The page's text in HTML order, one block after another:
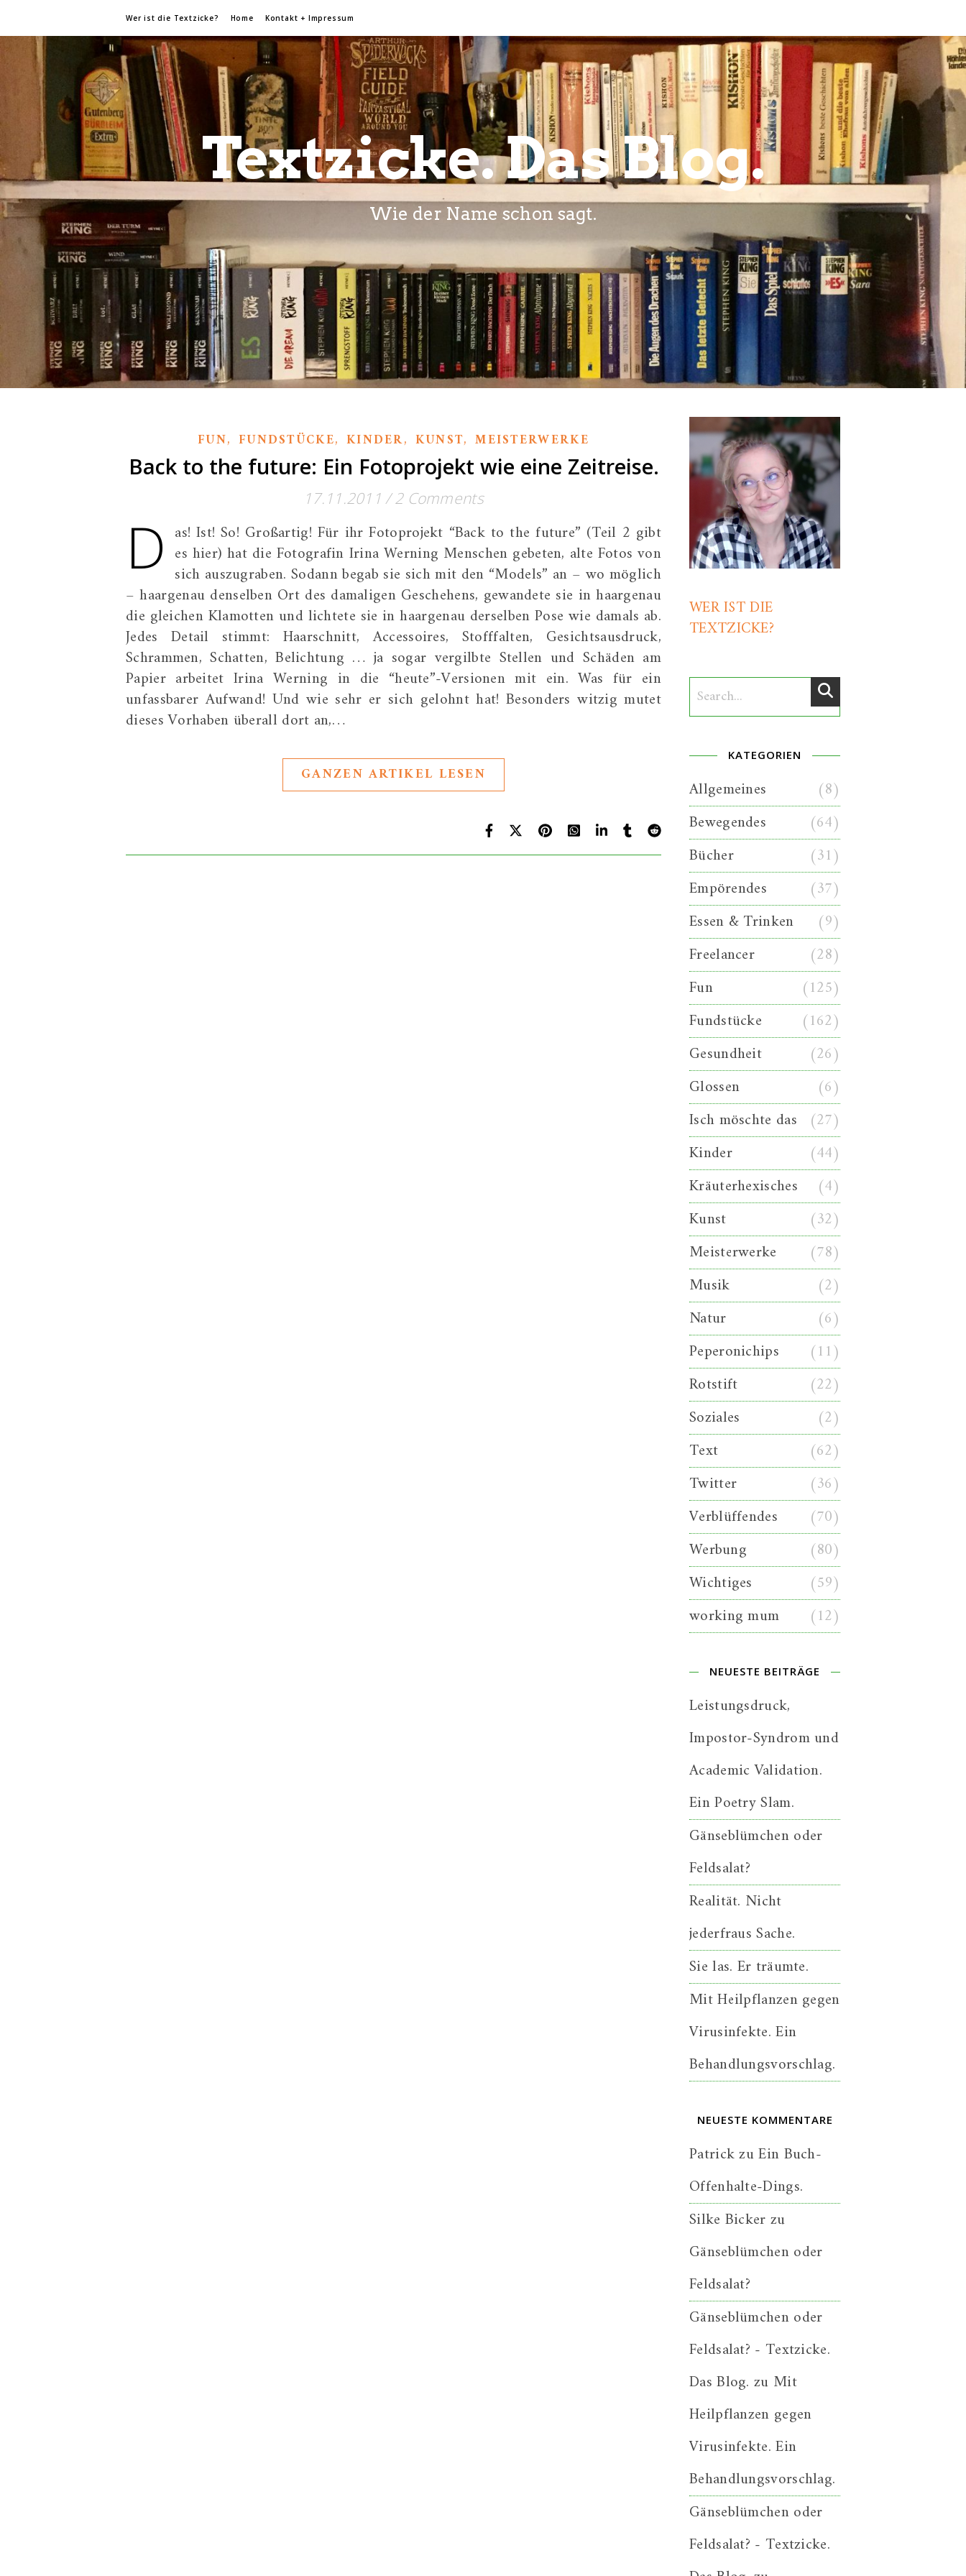
Wer ist die Textzicke? Home Kontakt + Impressum
Textzicke. Das Blog.
Wie der Name schon sagt.
FUN, FUNDSTÜCKE, KINDER, KUNST,MEISTERWERKE
Back to the future: Ein Fotoprojekt wie eine Zeitreise.
17.11.2011 / 2 Comments
D as! Ist! So! Großartig! Für ihr Fotoprojekt “Back to the future” (Teil 2 gibt
es hier) hat die Fotografin Irina Werning Menschen gebeten, alte Fotos von
sich auszugraben. Sodann begab sie sich mit den “Models” an – wo möglich
– haargenau denselben Ort des damaligen Geschehens, gewandete sie in haargenau
die gleichen Klamotten und lichtete sie in haargenau derselben Pose wie damals ab.
Jedes Detail stimmt: Haarschnitt, Accessoires, Stofffalten, Gesichtsausdruck,
Schrammen, Schatten, Belichtung … ja sogar vergilbte Stellen und Schäden am
Papier arbeitet Irina Werning in die “heute”-Versionen mit ein. Was für ein
unfassbarer Aufwand! Und wie sehr er sich gelohnt hat! Besonders witzig mutet
dieses Vorhaben überall dort an,…
GANZEN ARTIKEL LESEN
WER IST DIE
TEXTZICKE?
KATEGORIEN
Allgemeines
(8)
Bewegendes
(64)
Bücher
(31)
Empörendes
(37)
Essen & Trinken
(9)
Freelancer
(28)
Fun
(125)
Fundstücke
(162)
Gesundheit
(26)
Glossen
(6)
Isch möschte das (27)
Kinder
(44)
Kräuterhexisches
(4)
Kunst
(32)
Meisterwerke
(78)
Musik
(2)
Natur
(6)
Peperonichips
(11)
Rotstift
(22)
Soziales
(2)
Text
(62)
Twitter
(36)
Verblüffendes
(70)
Werbung
(80)
Wichtiges
(59)
working mum
(12)
NEUESTE BEITRÄGE
Leistungsdruck,
Impostor-Syndrom und
Academic Validation.
Ein Poetry Slam.
Gänseblümchen oder
Feldsalat?
Realität. Nicht
jederfraus Sache.
Sie las. Er träumte.
Mit Heilpflanzen gegen
Virusinfekte. Ein
Behandlungsvorschlag.
NEUESTE KOMMENTARE
PatrickzuEin Buch-
Offenhalte-Dings.
Silke Bickerzu
Gänseblümchen oder
Feldsalat?
Gänseblümchen oder
Feldsalat? - Textzicke.
Das Blog. zu Mit
Heilpflanzen gegen
Virusinfekte. Ein
Behandlungsvorschlag.
Gänseblümchen oder
Feldsalat? - Textzicke.